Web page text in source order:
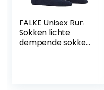
FALKE Unisex Run
Sokken lichte
dempende sokken